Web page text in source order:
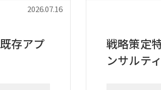
直し。
参加、お
・財務モ
ング、PoC
・事業再生
フォリオマ
ト削減実行支
2026.07.16
存アプ
戦略策定
ンサルテ